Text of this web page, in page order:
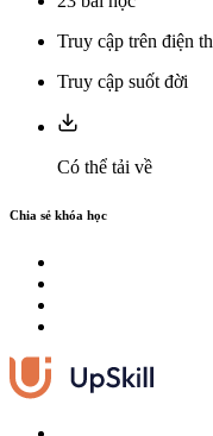
Truy cập trên điện
Truy cập suốt đời
Có thể tải về
Chia sẻ khóa học